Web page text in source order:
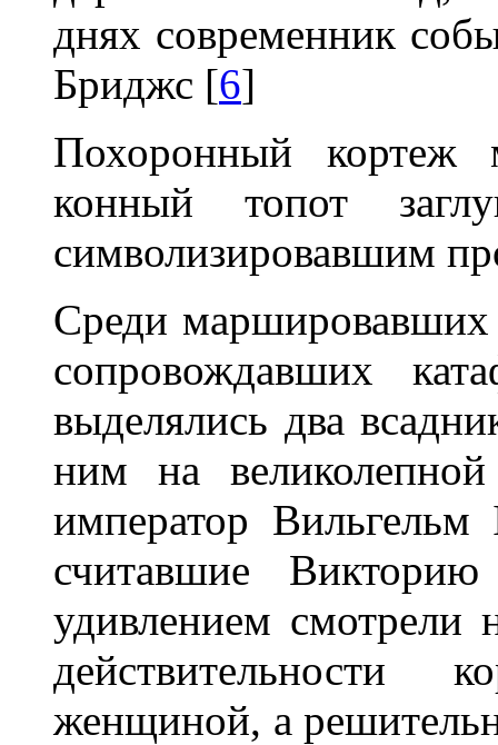
днях современник
Бриджс [6]
Похоронный кортеж
конный топот
символизировавшим
Среди маршировавших
сопровождавших
выделялись два
ним на
император
считавшие
удивлением смотрели
действительности
женщиной, а